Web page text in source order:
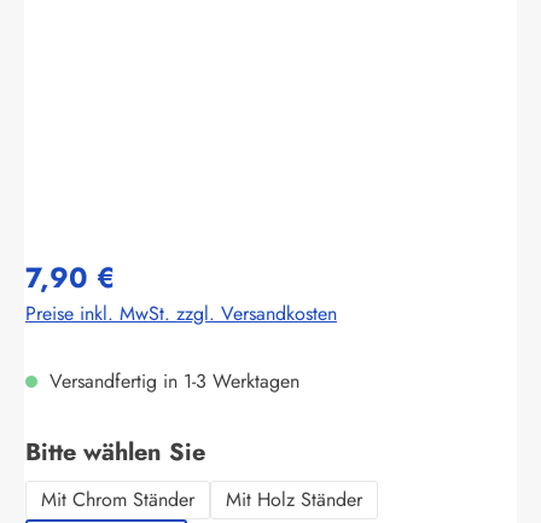
7,90 €
Preise inkl. MwSt. zzgl. Versandkosten
Versandfertig in 1-3 Werktagen
Bitte wählen Sieauswählen
Mit Chrom Ständer
Mit Holz Ständer